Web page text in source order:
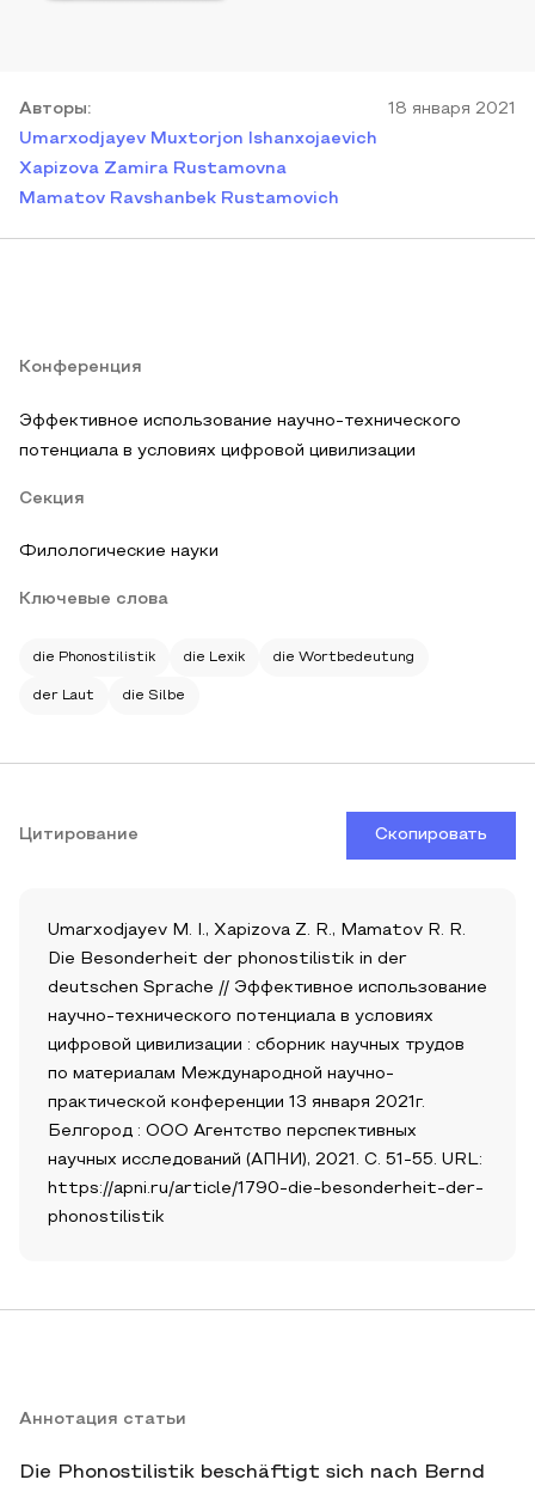
Авторы:
Umarxodjayev Muxtorjon Ishanxojaevich
Xapizova Zamira Rustamovna
Mamatov Ravshanbek Rustamovich
18 января 2021
Конференция
Эффективное использование научно-технического
потенциала в условиях цифровой цивилизации
Секция
Филологические науки
Ключевые слова
die Phonostilistik die Lexik die Wortbedeutung
der Laut die Silbe
Цитирование Скопировать
Umarxodjayev M. I., Xapizova Z. R., Mamatov R. R.
Die Besonderheit der phonostilistik in der
deutschen Sprache // Эффективное использование
научно-технического потенциала в условиях
цифровой цивилизации : сборник научных трудов
по материалам Международной научно-
практической конференции 13 января 2021г.
Белгород : ООО Агентство перспективных
научных исследований (АПНИ), 2021. С. 51-55. URL:
https://apni.ru/article/1790-die-besonderheit-der-
phonostilistik
Аннотация статьи
Die Phonostilistik beschäftigt sich nach Bernd